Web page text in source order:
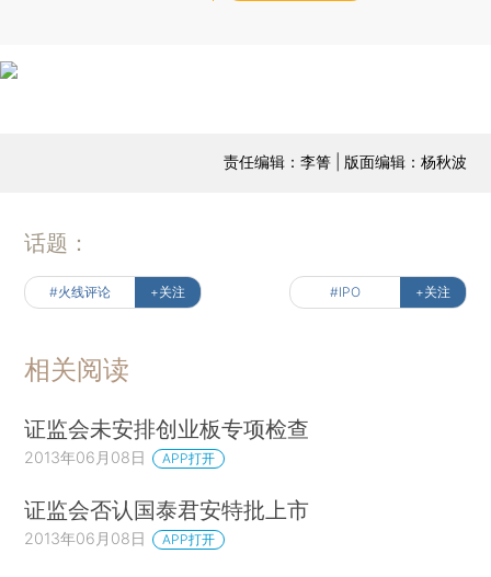
责任编辑：李箐 | 版面编辑：杨秋波
话题：
#火线评论 +关注 #IPO +关注
相关阅读
证监会未安排创业板专项检查
2013年06月08日 APP打开
证监会否认国泰君安特批上市
2013年06月08日 APP打开